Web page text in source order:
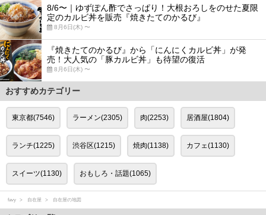
8/6〜｜ゆずぽん酢でさっぱり！大根おろしをのせた夏限
定のカルビ丼を販売『焼きたてのかるび』
8月6日(木) 〜
『焼きたてのかるび』から「にんにくカルビ丼」が発
売！大人気の「豚カルビ丼」も待望の復活
8月6日(木) 〜
おすすめカテゴリー
東京都(7546) ラーメン(2305) 肉(2253) 居酒屋(1804)
ランチ(1225) 渋谷区(1215) 焼肉(1138) カフェ(1130)
スイーツ(1130) おもしろ・話題(1065)
favy 自在屋 自在屋の地図